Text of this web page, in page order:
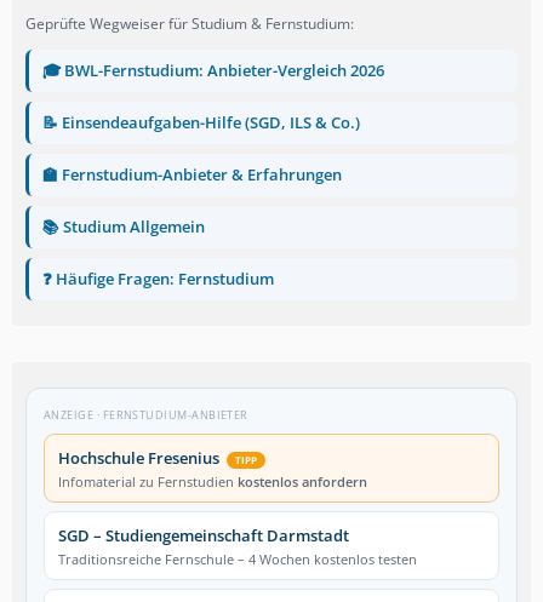
Geprüfte Wegweiser für Studium & Fernstudium:
🎓 BWL-Fernstudium: Anbieter-Vergleich 2026
📝 Einsendeaufgaben-Hilfe (SGD, ILS & Co.)
🏫 Fernstudium-Anbieter & Erfahrungen
📚 Studium Allgemein
❓ Häufige Fragen: Fernstudium
ANZEIGE · FERNSTUDIUM-ANBIETER
Hochschule Fresenius TIPP
Infomaterial zu Fernstudien kostenlos anfordern
SGD – Studiengemeinschaft Darmstadt
Traditionsreiche Fernschule – 4 Wochen kostenlos testen